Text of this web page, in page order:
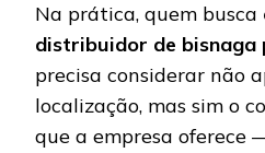
Na prática, quem busca
distribuidor de bisnaga
precisa considerar não
localização, mas sim o
que a empresa oferece